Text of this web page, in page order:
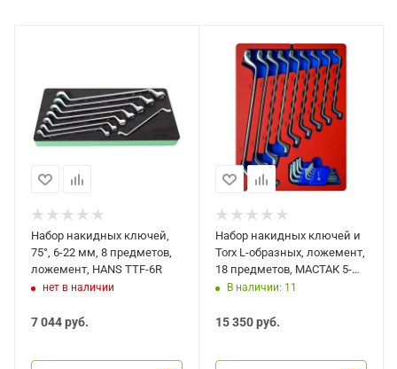
Набор накидных ключей,
75°, 6-22 мм, 8 предметов,
ложемент, HANS TTF-6R
нет в наличии
7 044руб.
Набор накидных ключей и
Torx L-образных, ложемент,
18 предметов, МАСТАК 5-
23118
В наличии: 11
15 350руб.